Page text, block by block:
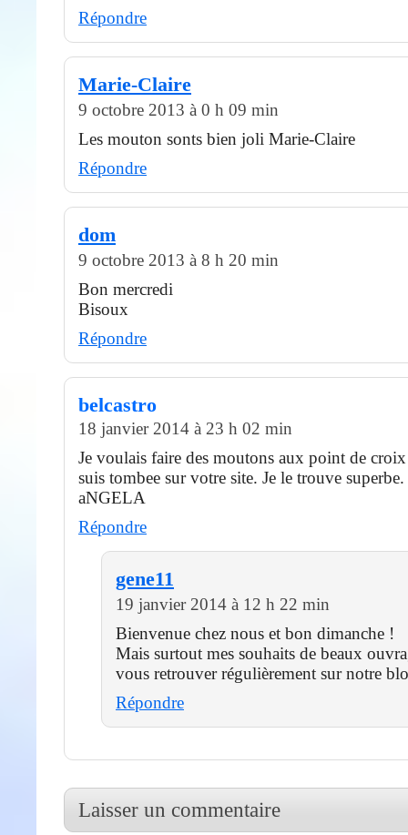
Répondre
Marie-Claire
9 octobre 2013 à 0 h 09 min
Les mouton sonts bien joli Marie-Claire
Répondre
dom
9 octobre 2013 à 8 h 20 min
Bon mercredi
Bisoux
Répondre
belcastro
18 janvier 2014 à 23 h 02 min
Je voulais faire des moutons aux point de
suis tombee sur votre site. Je le trouve superbe.
aNGELA
Répondre
gene11
19 janvier 2014 à 12 h 22 min
Bienvenue chez nous et bon dimanche !
Mais surtout mes souhaits de beaux
vous retrouver régulièrement sur notre
Répondre
Laisser un commentaire